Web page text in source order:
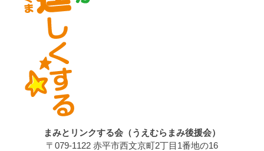
まみとリンクする会（うえむらまみ後援会）
〒079-1122 赤平市西文京町2丁目1番地の16